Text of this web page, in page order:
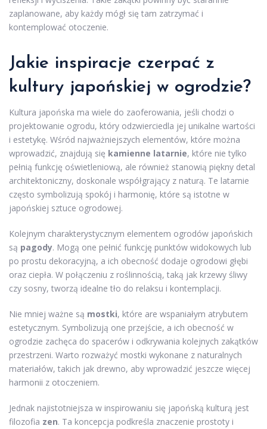
zaplanowane, aby każdy mógł się tam zatrzymać i
kontemplować otoczenie.
Jakie inspiracje czerpać z
kultury japońskiej w ogrodzie?
Kultura japońska ma wiele do zaoferowania, jeśli chodzi o
projektowanie ogrodu, który odzwierciedla jej unikalne wartości
i estetykę. Wśród najważniejszych elementów, które można
wprowadzić, znajdują się kamienne latarnie, które nie tylko
pełnią funkcję oświetleniową, ale również stanowią piękny detal
architektoniczny, doskonale współgrający z naturą. Te latarnie
często symbolizują spokój i harmonię, które są istotne w
japońskiej sztuce ogrodowej.
Kolejnym charakterystycznym elementem ogrodów japońskich
są pagody. Mogą one pełnić funkcję punktów widokowych lub
po prostu dekoracyjną, a ich obecność dodaje ogrodowi głębi
oraz ciepła. W połączeniu z roślinnością, taką jak krzewy śliwy
czy sosny, tworzą idealne tło do relaksu i kontemplacji.
Nie mniej ważne są mostki, które are wspaniałym atrybutem
estetycznym. Symbolizują one przejście, a ich obecność w
ogrodzie zachęca do spacerów i odkrywania kolejnych zakątków
przestrzeni. Warto rozważyć mostki wykonane z naturalnych
materiałów, takich jak drewno, aby wprowadzić jeszcze więcej
harmonii z otoczeniem.
Jednak najistotniejsza w inspirowaniu się japońską kulturą jest
filozofia zen. Ta koncepcja podkreśla znaczenie prostoty i